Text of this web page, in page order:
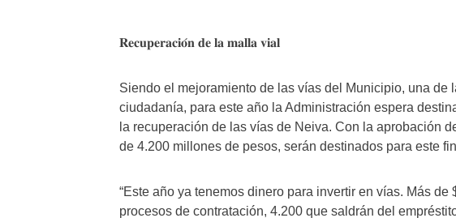
𝐑𝐞𝐜𝐮𝐩𝐞𝐫𝐚𝐜𝐢𝐨́𝐧 𝐝𝐞 𝐥𝐚 𝐦𝐚𝐥𝐥𝐚 𝐯𝐢𝐚𝐥
Siendo el mejoramiento de las vías del Municipio, una de
ciudadanía, para este año la Administración espera
la recuperación de las vías de Neiva. Con la aprobación
de 4.200 millones de pesos, serán destinados para este
“Este año ya tenemos dinero para invertir en vías. Más
procesos de contratación, 4.200 que saldrán del